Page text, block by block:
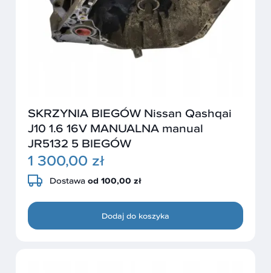
SKRZYNIA BIEGÓW Nissan Qashqai
J10 1.6 16V MANUALNA manual
JR5132 5 BIEGÓW
1 300,00 zł
Dostawa od 100,00 zł
Dodaj do koszyka